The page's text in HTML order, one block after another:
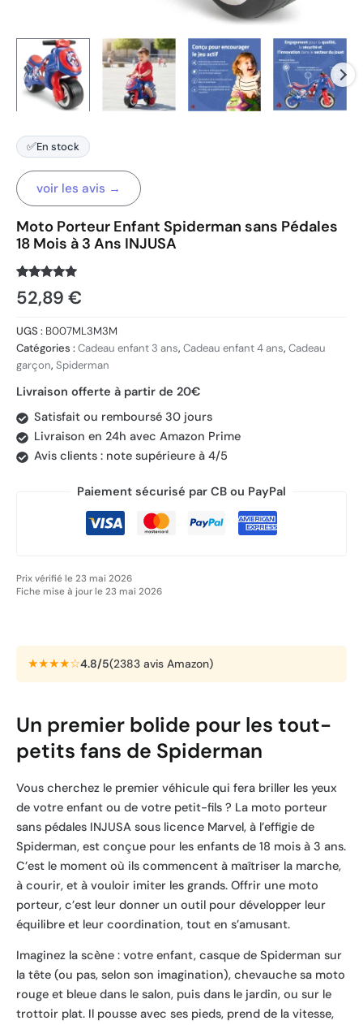
✅En stock
voir les avis →
Moto Porteur Enfant Spiderman sans Pédales
18 Mois à 3 Ans INJUSA
Noté 4.8
sur 5
2383
client
52,89 €
UGS : B007ML3M3M
Catégories :Cadeau enfant 3 ans, Cadeau enfant 4 ans, Cadeau
garçon, Spiderman
Livraison offerte à partir de 20€
Satisfait ou remboursé 30 jours
Livraison en 24h avec Amazon Prime
Avis clients : note supérieure à 4/5
Paiement sécurisé par CB ou PayPal
Prix vérifié le 23 mai 2026
Fiche mise à jour le 23 mai 2026
★★★★☆4.8/5(2383 avis Amazon)
Un premier bolide pour les tout-
petits fans de Spiderman
Vous cherchez le premier véhicule qui fera briller les yeux
de votre enfant ou de votre petit-fils ? La moto porteur
sans pédales INJUSA sous licence Marvel, à l’effigie de
Spiderman, est conçue pour les enfants de 18 mois à 3 ans.
C’est le moment où ils commencent à maîtriser la marche,
à courir, et à vouloir imiter les grands. Offrir une moto
porteur, c’est leur donner un outil pour développer leur
équilibre et leur coordination, tout en s’amusant.
Imaginez la scène : votre enfant, casque de Spiderman sur
la tête (ou pas, selon son imagination), chevauche sa moto
rouge et bleue dans le salon, puis dans le jardin, ou sur le
trottoir plat. Il pousse avec ses pieds, prend de la vitesse,